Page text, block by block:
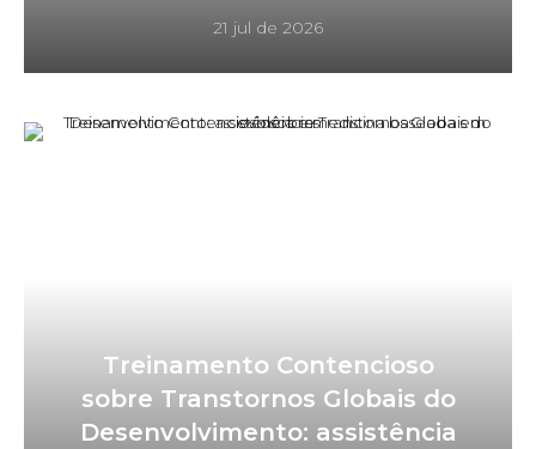
21 jul de 2026
Treinamento Contencioso
sobre Transtornos Globais do
Desenvolvimento: assistência